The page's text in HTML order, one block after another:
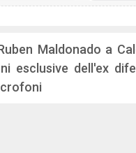
Maldonado a
esclusive dell'ex